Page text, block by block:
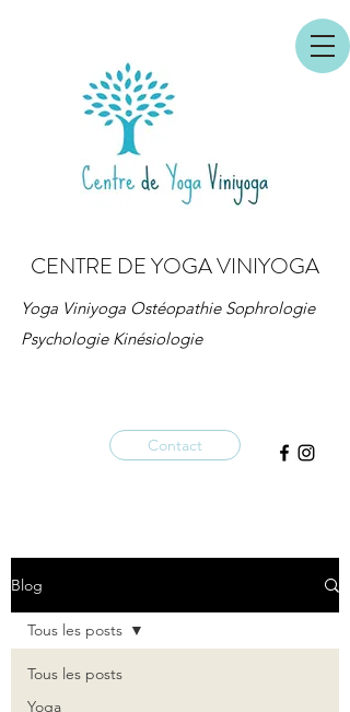
CENTRE DE YOGA VINIYOGA
Yoga Viniyoga Ostéopathie Sophrologie
Psychologie Kinésiologie
Contact
Blog
Tous les posts
Yoga
Tous les posts